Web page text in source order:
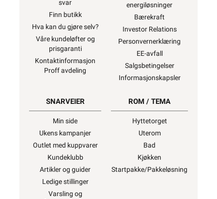
svar
Finn butikk
Hva kan du gjøre selv?
Våre kundeløfter og
prisgaranti
Kontaktinformasjon
Proff avdeling
energiløsninger
Bærekraft
Investor Relations
Personvernerklæring
EE-avfall
Salgsbetingelser
Informasjonskapsler
SNARVEIER
Min side
Ukens kampanjer
Outlet med kuppvarer
Kundeklubb
Artikler og guider
Ledige stillinger
Varsling og
ROM / TEMA
Hyttetorget
Uterom
Bad
Kjøkken
Startpakke/Pakkeløsning